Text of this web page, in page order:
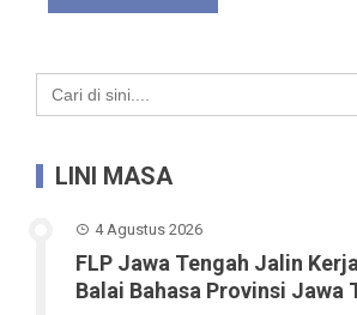
Search
for:
LINI MASA
4 Agustus 2026
FLP Jawa Tengah Jalin
Balai Bahasa Provinsi Jawa